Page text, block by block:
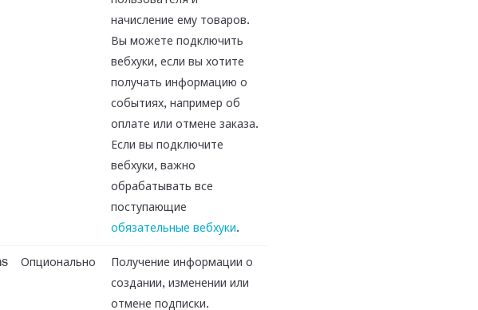
начисление ему товаров.
Вы можете подключить
вебхуки, если вы хотите
получать информацию о
событиях, например об
оплате или отмене заказа.
Если вы подключите
вебхуки, важно
обрабатывать все
поступающие
обязательные вебхуки.
Опционально
Получение информации о
создании, изменении или
отмене подписки.